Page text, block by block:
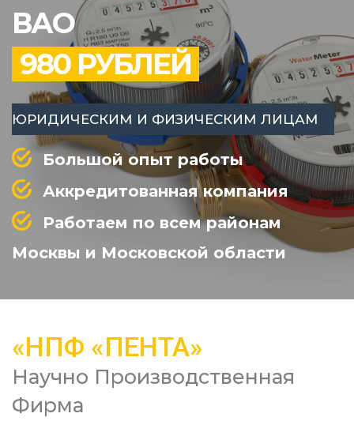
ВАО
980 РУБЛЕЙ
ЮРИДИЧЕСКИМ И ФИЗИЧЕСКИМ ЛИЦАМ
Большой опыт работы
Аккредитованная компания
Работаем по всем районам
Москвы и Московской области
«НПФ «ПЕНТА»
Научно Производственная
Фирма